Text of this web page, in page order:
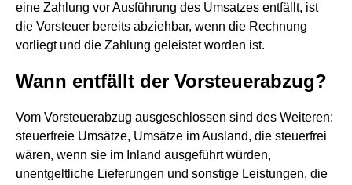
eine Zahlung vor Ausführung des Umsatzes entfällt, ist
die Vorsteuer bereits abziehbar, wenn die Rechnung
vorliegt und die Zahlung geleistet worden ist.
Wann entfällt der Vorsteuerabzug?
Vom Vorsteuerabzug ausgeschlossen sind des Weiteren:
steuerfreie Umsätze, Umsätze im Ausland, die steuerfrei
wären, wenn sie im Inland ausgeführt würden,
unentgeltliche Lieferungen und sonstige Leistungen, die